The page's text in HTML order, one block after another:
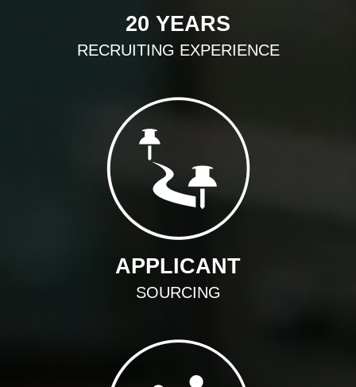
20 YEARS
RECRUITING EXPERIENCE
APPLICANT
SOURCING